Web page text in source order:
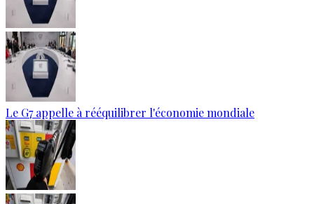
Le G7 appelle à rééquilibrer l'économie mondiale